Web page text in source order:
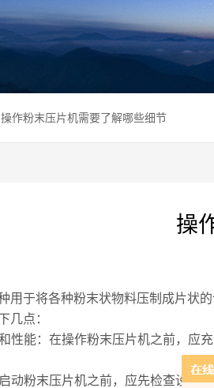
作粉末压片机需要了解哪些细节
操
于将各种粉末状物料压制成片状的
几点：
能：在操作粉末压片机之前，应充
粉末压片机之前，应先检查设备各